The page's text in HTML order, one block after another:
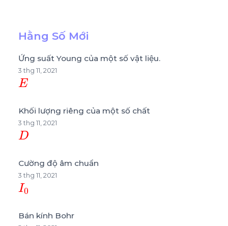
Hằng Số Mới
Ứng suất Young của một số vật liệu.
3 thg 11, 2021
E
Khối lượng riêng của một số chất
3 thg 11, 2021
D
Cường độ âm chuẩn
3 thg 11, 2021
I0
Bán kính Bohr